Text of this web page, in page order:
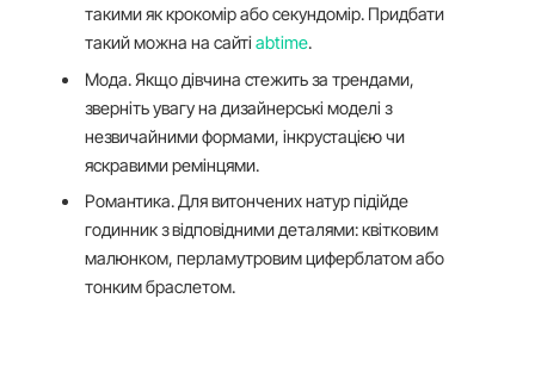
такими як крокомір або секундомір. Придбати
такий можна на сайті abtime.
Мода. Якщо дівчина стежить за трендами,
зверніть увагу на дизайнерські моделі з
незвичайними формами, інкрустацією чи
яскравими ремінцями.
Романтика. Для витончених натур підійде
годинник з відповідними деталями: квітковим
малюнком, перламутровим циферблатом або
тонким браслетом.